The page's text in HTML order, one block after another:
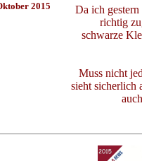
2015
Da ich
richtig
schwarze
Muss nicht
sieht sicherlich